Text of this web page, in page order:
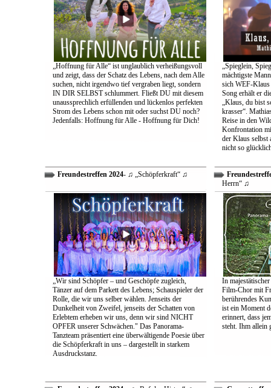
„Hoffnung für Alle“ ist unglaublich verheißungsvoll
und zeigt, dass der Schatz des Lebens, nach dem Alle
suchen, nicht irgendwo tief vergraben liegt, sondern
IN DIR SELBST schlummert. Fließt DU mit diesem
unaussprechlich erfüllenden und lückenlos perfekten
Strom des Lebens schon mit oder suchst DU noch?
Jedenfalls: Hoffnung für Alle - Hoffnung für Dich!
„Spieglein,
mächtigste
sich WEF-Klaus
Song erhält er
„Klaus, du bist
krasser“.
Reise in den
Konfrontation
der Klaus
nicht so
Freundestreffen 2024- ♫ „Schöpferkraft“ ♫
„Wir sind Schöpfer – und Geschöpfe zugleich,
Tänzer auf dem Parkett des Lebens; Schauspieler der
Rolle, die wir uns selber wählen. Jenseits der
Dunkelheit von Zweifel, jenseits der Schatten von
Erlebtem erheben wir uns, denn wir sind NICHT
OPFER unserer Schwächen." Das Panorama-
Tanzteam präsentiert eine überwältigende Poesie über
die Schöpferkraft in uns – dargestellt in starkem
Ausdruckstanz.
Herrn“ ♫
In
Film-Chor mit
berührendes
ist ein Moment
erinnert, dass
steht. Ihm allein